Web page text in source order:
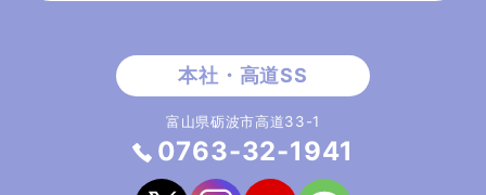
富山県砺波市高道33-1
0763-32-1941